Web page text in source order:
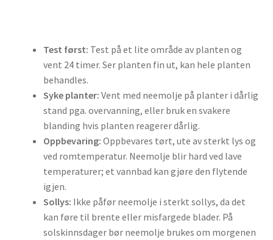
Test først: Test på et lite område av planten og
vent 24 timer. Ser planten fin ut, kan hele planten
behandles.
Syke planter: Vent med neemolje på planter i dårlig
stand pga. overvanning, eller bruk en svakere
blanding hvis planten reagerer dårlig.
Oppbevaring: Oppbevares tørt, ute av sterkt lys og
ved romtemperatur. Neemolje blir hard ved lave
temperaturer; et vannbad kan gjøre den flytende
igjen.
Sollys: Ikke påfør neemolje i sterkt sollys, da det
kan føre til brente eller misfargede blader. På
solskinnsdager bør neemolje brukes om morgenen